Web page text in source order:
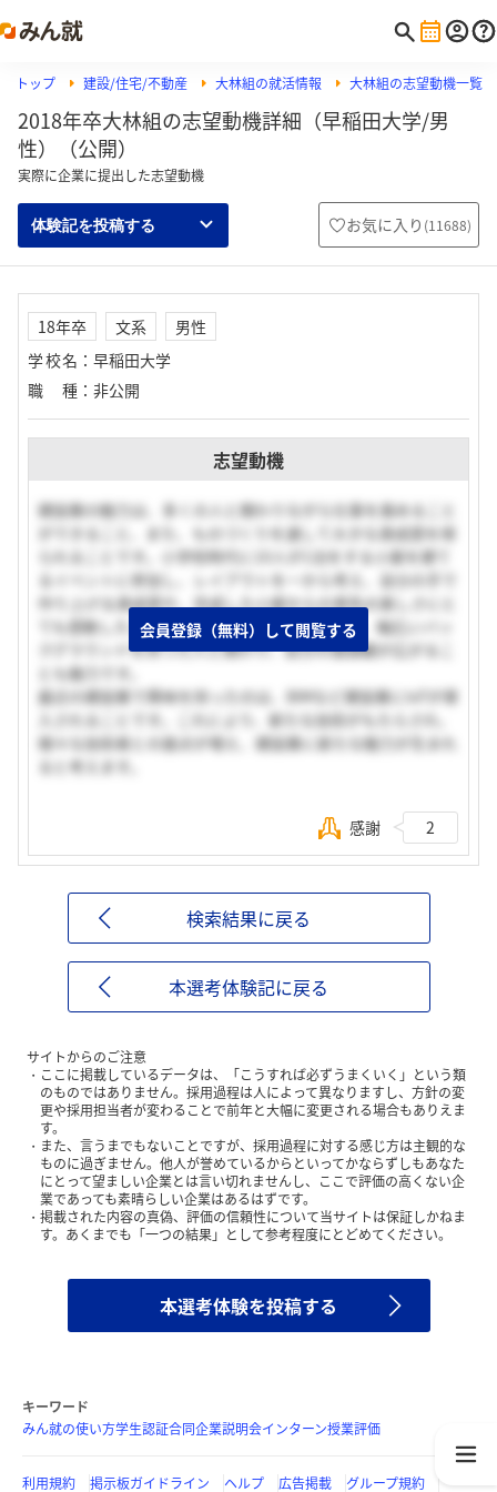
トップ 建設/住宅/不動産 大林組の就活情報 大林組の志望動機一覧
2018年卒大林組の志望動機詳細（早稲田大学/男
性）（公開）
実際に企業に提出した志望動機
体験記を投稿する お気に入り (11688)
18年卒 文系
男性
学校名 ： 早稲田大学
職種 ： 非公開
志望動機
建設業の魅力は、多くの人と関わりながら仕事を進めること
ができること、また、ものづくりを通して大きな達成感を得
られることです。小学校時代に10人が1泊をする小屋を建て
るイベントに参加し、レイアウトを一から考え、自分の手で
作り上げる達成感や、完成した小屋からの景色の美しさにと
ても感動したことが記憶に残っています。また、幅広いバッ
クグラウンドを持った人と関わり、自分の価値観が広がるこ
とも魅力です。
最近の建設業で興味を持ったのは、BIMなど建設業にIoTが導
入されることです。これにより、新たな技術がもたらされ、
様々な技術者との接点が増え、建設業に新たな魅力が生まれ
ると考えます。
会員登録（無料）して閲覧する
感謝 2
検索結果に戻る
本選考体験記に戻る
サイトからのご注意
ここに掲載しているデータは、「こうすれば必ずうまくいく」という類
のものではありません。採用過程は人によって異なりますし、方針の変
更や採用担当者が変わることで前年と大幅に変更される場合もありえま
す。
また、言うまでもないことですが、採用過程に対する感じ方は主観的な
ものに過ぎません。他人が誉めているからといってかならずしもあなた
にとって望ましい企業とは言い切れませんし、ここで評価の高くない企
業であっても素晴らしい企業はあるはずです。
掲載された内容の真偽、評価の信頼性について当サイトは保証しかねま
す。あくまでも「一つの結果」として参考程度にとどめてください。
本選考体験を投稿する
キーワード
みん就の使い方学生認証合同企業説明会インターン授業評価
利用規約 掲示板ガイドライン ヘルプ 広告掲載
グループ規約